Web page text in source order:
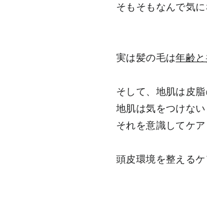
そもそもなんで気
実は髪の毛は年齢
そして、地肌は皮
地肌は気をつけな
それを意識してケ
頭皮環境を整える